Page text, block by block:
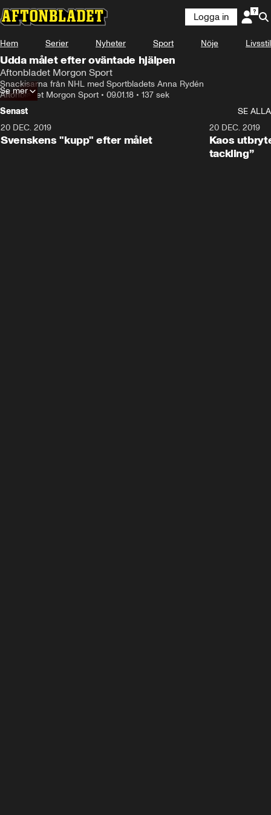
Logga in
Hem Serier Nyheter Sport Nöje Livsstil
Udda målet efter oväntade hjälpen
Aftonbladet Morgon Sport
Snackisarna från NHL med Sportbladets Anna Rydén
Aftonbladet Morgon Sport • 09.01.18 • 137 sek
Se mer
Senast
SE ALLA
20 DEC. 2019
Svenskens "kupp" efter målet
20 DEC. 2019
Kaos
tackling”